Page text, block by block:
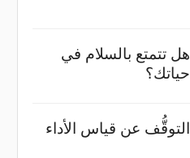
هل تتمتع بالسلام في
حياتك؟
التوقُّف عن قياس الأداء